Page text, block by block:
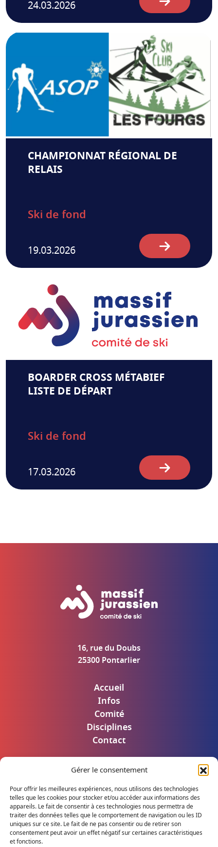
Gérer le consentement
Pour offrir les meilleures expériences, nous utilisons des technologies
telles que les cookies pour stocker et/ou accéder aux informations des
appareils. Le fait de consentir à ces technologies nous permettra de
traiter des données telles que le comportement de navigation ou les ID
uniques sur ce site. Le fait de ne pas consentir ou de retirer son
consentement peut avoir un effet négatif sur certaines caractéristiques
et fonctions.
24.03.2026
CHAMPIONNAT RÉGIONAL DE
RELAIS
Ski de fond
19.03.2026
BOARDER CROSS MÉTABIEF
LISTE DE DÉPART
Ski de fond
17.03.2026
16, rue du Doubs
25300 Pontarlier
Accueil
Infos
Comité
Disciplines
Contact
Mentions légales
Accès utilisateur
Suivez notre actualité